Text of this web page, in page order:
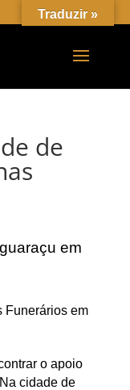
de
em
Funerários em
o apoio
cidade de
Traduzir »